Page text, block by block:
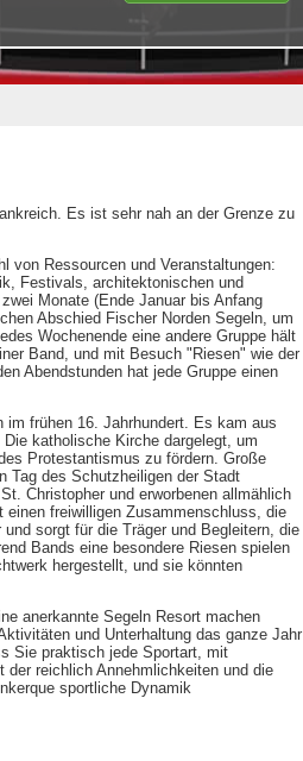
Es ist sehr nah an der Grenze zu
von Ressourcen und Veranstaltungen:
Festivals, architektonischen und
Monate (Ende Januar bis Anfang
Abschied Fischer Norden Segeln, um
Wochenende eine andere Gruppe hält
Band, und mit Besuch "Riesen" wie der
Abendstunden hat jede Gruppe einen
im frühen 16. Jahrhundert. Es kam aus
katholische Kirche dargelegt, um
Protestantismus zu fördern. Große
Tag des Schutzheiligen der Stadt
Christopher und erworbenen allmählich
freiwilligen Zusammenschluss, die
sorgt für die Träger und Begleitern, die
Bands eine besondere Riesen spielen
hergestellt, und sie könnten
anerkannte Segeln Resort machen
und Unterhaltung das ganze Jahr
Sie praktisch jede Sportart, mit
der reichlich Annehmlichkeiten und die
sportliche Dynamik